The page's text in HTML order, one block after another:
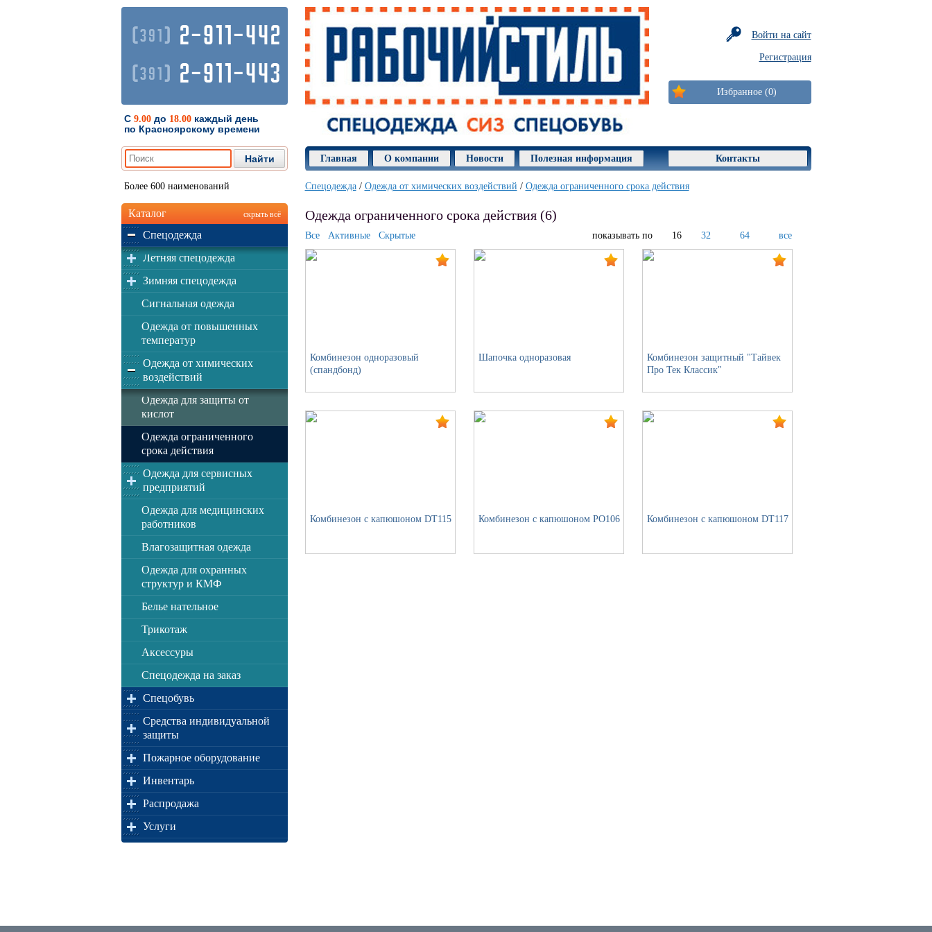
(391) 2-911-442
(391) 2-911-443
С 9.00до 18.00каждый день
по Красноярскому времени
Войти на сайт
Регистрация
Избранное (0)
Главная О компании Новости Полезная информация Контакты
Более 600 наименований
Каталог скрыть всё
Спецодежда
Летняя спецодежда
Зимняя спецодежда
Сигнальная одежда
Одежда от повышенных
температур
Одежда от химических
воздействий
Одежда для защиты от
кислот
Одежда ограниченного
срока действия
Одежда для сервисных
предприятий
Одежда для медицинских
работников
Влагозащитная одежда
Одежда для охранных
структур и КМФ
Белье нательное
Трикотаж
Аксессуры
Спецодежда на заказ
Спецобувь
Средства индивидуальной
защиты
Пожарное оборудование
Инвентарь
Распродажа
Услуги
Спецодежда/ Одежда от химических воздействий / Одежда ограниченного срока действия
Одежда ограниченного срока действия (6)
Все Активные Скрытые все
64
32
16
показывать по
Комбинезон одноразовый
(спандбонд)
Шапочка одноразовая
Комбинезон защитный "Тайвек
Про Тек Классик"
Комбинезон с капюшоном DT115 Комбинезон с капюшоном РО106 Комбинезон с капюшоном DT117